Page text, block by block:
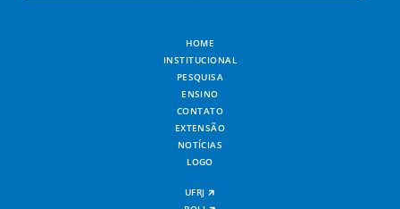
HOME
INSTITUCIONAL
PESQUISA
ENSINO
CONTATO
EXTENSÃO
NOTÍCIAS
LOGO
UFRJ